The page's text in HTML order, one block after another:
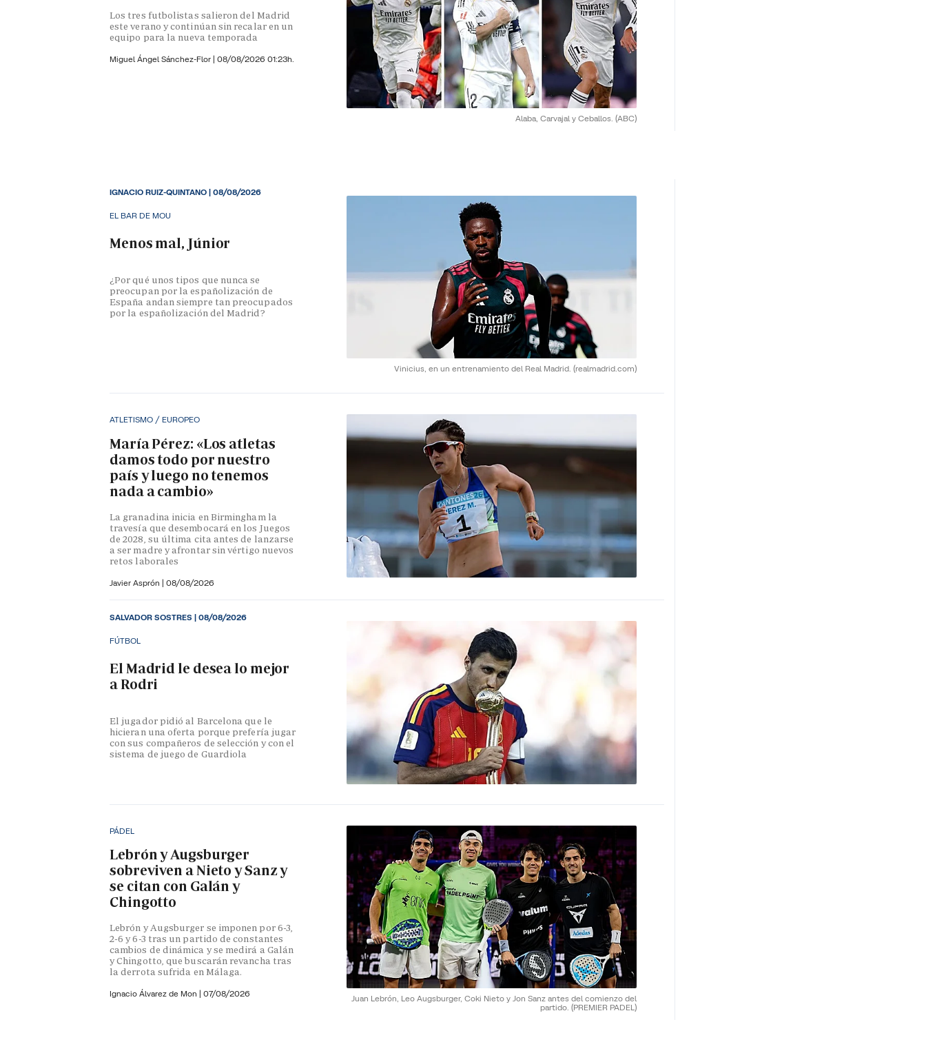
Alaba, Carvajal y Ceballos. (ABC)
Los tres futbolistas salieron del Madrid
este verano y continúan sin recalar en un
equipo para la nueva temporada
Miguel Ángel Sánchez-Flor | 08/08/2026 01:23h.
Vinicius, en un entrenamiento del Real Madrid. (realmadrid.com)
EL BAR DE MOU
Menos mal, Júnior
¿Por qué unos tipos que nunca se
preocupan por la españolización de
España andan siempre tan preocupados
por la españolización del Madrid?
IGNACIO RUIZ-QUINTANO|08/08/2026
ATLETISMO / EUROPEO
María Pérez: «Los atletas
damos todo por nuestro
país y luego no tenemos
nada a cambio»
La granadina inicia en Birmingham la
travesía que desembocará en los Juegos
de 2028, su última cita antes de lanzarse
a ser madre y afrontar sin vértigo nuevos
retos laborales
Javier Asprón | 08/08/2026
FÚTBOL
El Madrid le desea lo mejor
a Rodri
El jugador pidió al Barcelona que le
hicieran una oferta porque prefería jugar
con sus compañeros de selección y con el
sistema de juego de Guardiola
SALVADOR SOSTRES |08/08/2026
Juan Lebrón, Leo Augsburger, Coki Nieto y Jon Sanz antes del comienzo del
partido. (PREMIER PADEL)
PÁDEL
Lebrón y Augsburger
sobreviven a Nieto y Sanz y
se citan con Galán y
Chingotto
Lebrón y Augsburger se imponen por 6-3,
2-6 y 6-3 tras un partido de constantes
cambios de dinámica y se medirá a Galán
y Chingotto, que buscarán revancha tras
la derrota sufrida en Málaga.
Ignacio Álvarez de Mon | 07/08/2026